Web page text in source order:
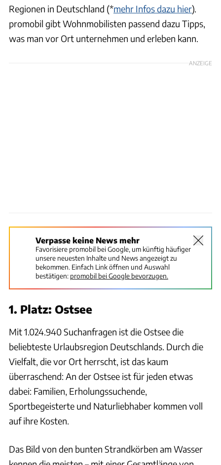
Regionen in Deutschland (*mehr Infos dazu hier).
promobil gibt Wohnmobilisten passend dazu Tipps,
was man vor Ort unternehmen und erleben kann.
ANZEIGE
Verpasse keine News mehr
Favorisiere promobil bei Google, um künftig häufiger
unsere neuesten Inhalte und News angezeigt zu
bekommen. Einfach Link öffnen und Auswahl
bestätigen: promobil bei Google bevorzugen.
1. Platz: Ostsee
Mit 1.024.940 Suchanfragen ist die Ostsee die
beliebteste Urlaubsregion Deutschlands. Durch die
Vielfalt, die vor Ort herrscht, ist das kaum
überraschend: An der Ostsee ist für jeden etwas
dabei: Familien, Erholungssuchende,
Sportbegeisterte und Naturliebhaber kommen voll
auf ihre Kosten.
Das Bild von den bunten Strandkörben am Wasser